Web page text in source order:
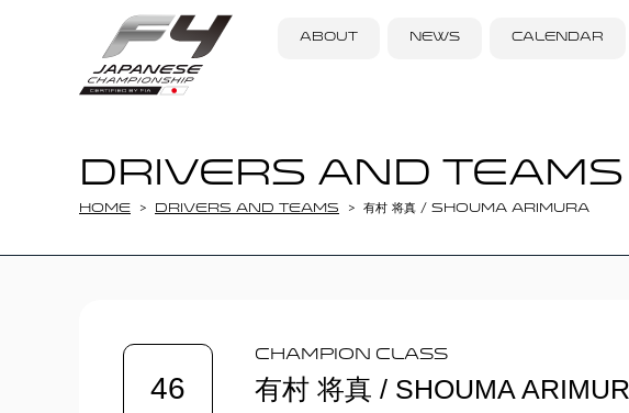
ABOUT NEWS CALENDAR
DRIVERS AND
Home DRIVERS AND TEAMS 有村 将真 / SHOUMA ARIMURA
46
Champion Class
有村 将真 / SHOUMA